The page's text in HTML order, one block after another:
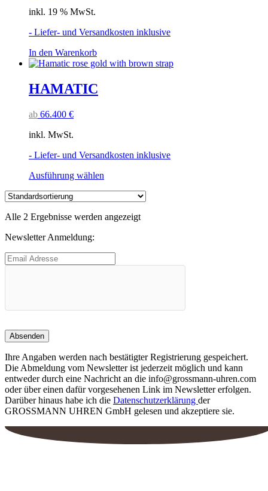
inkl. 19 % MwSt.
- Liefer- und Versandkosten inklusive
In den Warenkorb
HAMATIC
ab 66.400 €
inkl. MwSt.
- Liefer- und Versandkosten inklusive
Ausführung wählen
Varianten
Optionen
Alle 2 Ergebnisse werden angezeigt
Newsletter Anmeldung:
Ihre Angaben werden nach bestätigter Registrierung gespeichert.
Die Abmeldung vom Newsletter ist jederzeit möglich und kann
entweder durch eine Nachricht an die info@grossmann-uhren.com
oder über einen dafür vorgesehenen Link im Newsletter erfolgen.
Darüber hinaus habe ich die Datenschutzerklärung der
GROSSMANN UHREN GmbH gelesen und akzeptiere sie.